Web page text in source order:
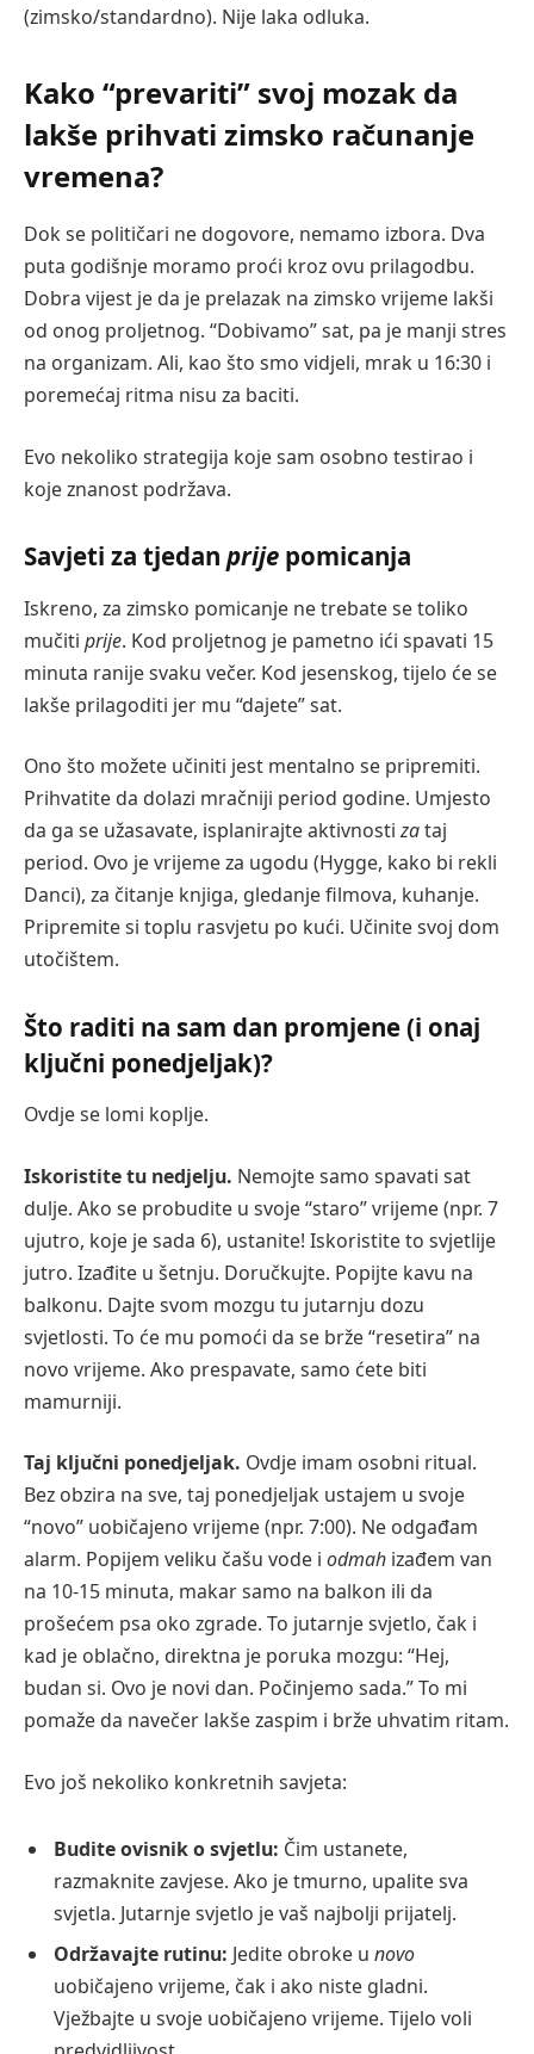
(zimsko/standardno). Nije laka odluka.
Kako “prevariti” svoj mozak da
lakše prihvati zimsko računanje
vremena?
Dok se političari ne dogovore, nemamo izbora. Dva
puta godišnje moramo proći kroz ovu prilagodbu.
Dobra vijest je da je prelazak na zimsko vrijeme lakši
od onog proljetnog. “Dobivamo” sat, pa je manji stres
na organizam. Ali, kao što smo vidjeli, mrak u 16:30 i
poremećaj ritma nisu za baciti.
Evo nekoliko strategija koje sam osobno testirao i
koje znanost podržava.
Savjeti za tjedan prije pomicanja
Iskreno, za zimsko pomicanje ne trebate se toliko
mučiti prije. Kod proljetnog je pametno ići spavati 15
minuta ranije svaku večer. Kod jesenskog, tijelo će se
lakše prilagoditi jer mu “dajete” sat.
Ono što možete učiniti jest mentalno se pripremiti.
Prihvatite da dolazi mračniji period godine. Umjesto
da ga se užasavate, isplanirajte aktivnostizataj
period. Ovo je vrijeme za ugodu (Hygge, kako bi rekli
Danci), za čitanje knjiga, gledanje filmova, kuhanje.
Pripremite si toplu rasvjetu po kući. Učinite svoj dom
utočištem.
Što raditi na sam dan promjene (i onaj
ključni ponedjeljak)?
Ovdje se lomi koplje.
Iskoristite tu nedjelju. Nemojte samo spavati sat
dulje. Ako se probudite u svoje “staro” vrijeme (npr. 7
ujutro, koje je sada 6), ustanite! Iskoristite to svjetlije
jutro. Izađite u šetnju. Doručkujte. Popijte kavu na
balkonu. Dajte svom mozgu tu jutarnju dozu
svjetlosti. To će mu pomoći da se brže “resetira” na
novo vrijeme. Ako prespavate, samo ćete biti
mamurniji.
Taj ključni ponedjeljak. Ovdje imam osobni ritual.
Bez obzira na sve, taj ponedjeljak ustajem u svoje
“novo” uobičajeno vrijeme (npr. 7:00). Ne odgađam
alarm. Popijem veliku čašu vode i odmah izađem van
na 10-15 minuta, makar samo na balkon ili da
prošećem psa oko zgrade. To jutarnje svjetlo, čak i
kad je oblačno, direktna je poruka mozgu: “Hej,
budan si. Ovo je novi dan. Počinjemo sada.” To mi
pomaže da navečer lakše zaspim i brže uhvatim ritam.
Evo još nekoliko konkretnih savjeta:
Budite ovisnik o svjetlu: Čim ustanete,
razmaknite zavjese. Ako je tmurno, upalite sva
svjetla. Jutarnje svjetlo je vaš najbolji prijatelj.
Održavajte rutinu: Jedite obroke u novo
uobičajeno vrijeme, čak i ako niste gladni.
Vježbajte u svoje uobičajeno vrijeme. Tijelo voli